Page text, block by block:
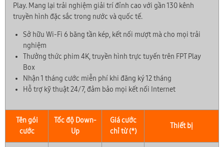
Play. Mang lại trải nghiệm giải trí đỉnh cao với gần 130 kênh
truyền hình đặc sắc trong nước và quốc tế.
Sở hữu Wi-Fi 6 băng tần kép, kết nối mượt mà cho mọi trải
nghiệm
Thưởng thức phim 4K, truyền hình trực tuyến trên FPT Play
Box
Nhận 1 tháng cước miễn phí khi đăng ký 12 tháng
Hỗ trợ kỹ thuật 24/7, đảm bảo mọi kết nối Internet
Tên gói
cước
Tốc độ Down-
Up
Giá cước
chỉ từ (*)
Thiết bị